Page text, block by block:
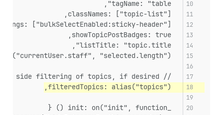
  // Overwrite this to perform client side filtering of topics, if desired